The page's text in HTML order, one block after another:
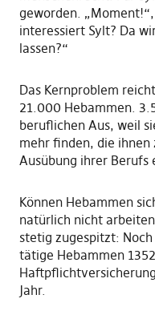
geworden.
interessiert Sylt? Da
lassen?“
Das Kernproblem
21.000 Hebammen.
beruflichen Aus, weil
mehr finden, die ihnen
Ausübung ihrer Berufs
Können Hebammen
natürlich nicht
stetig zugespitzt:
tätige Hebammen
Jahr.